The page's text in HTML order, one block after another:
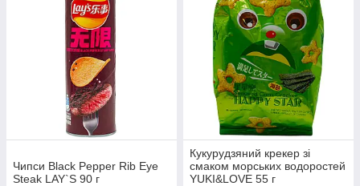
Чипси Black Pepper Rib Eye
Steak LAY`S 90 г
Кукурудзяний крекер зі
смаком морських водоростей
YUKI&LOVE 55 г